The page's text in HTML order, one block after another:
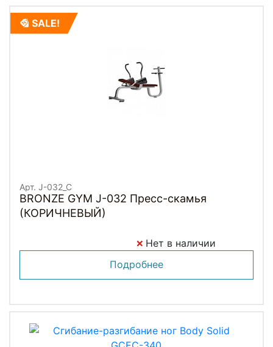
SALE!
Арт. J-032_C
BRONZE GYM J-032 Пресс-скамья
(КОРИЧНЕВЫЙ)
Нет в наличии
Подробнее